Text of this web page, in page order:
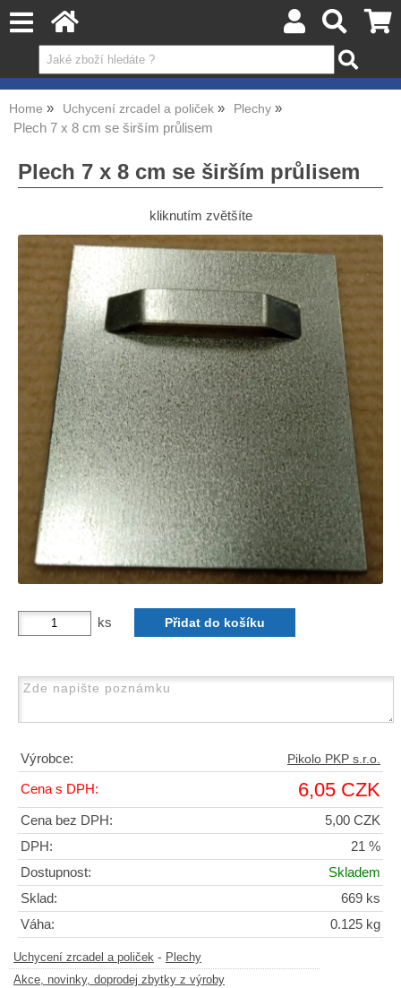
Home Uchycení zrcadel a poliček Plechy
Plech 7 x 8 cm se širším průlisem
Plech 7 x 8 cm se širším průlisem
kliknutím zvětšíte
ks
Výrobce: Pikolo PKP s.r.o.
Cena s DPH: 6,05 CZK
Cena bez DPH:
5,00 CZK
DPH:
21 %
Dostupnost:
Skladem
Sklad:
669 ks
Váha:
0.125 kg
Uchycení zrcadel a poliček - Plechy
Akce, novinky, doprodej zbytky z výroby